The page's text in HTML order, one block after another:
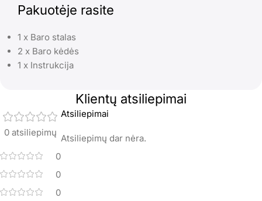
Pakuotėje rasite
1 x Baro stalas
2 x Baro kėdės
1 x Instrukcija
Klientų atsiliepimai
0 atsiliepimų
0
0
0
Atsiliepimai
Atsiliepimų dar nėra.